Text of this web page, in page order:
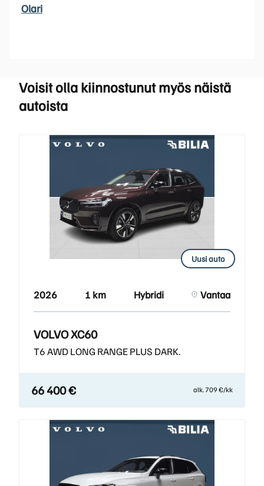
Olari
Voisit olla kiinnostunut myös näistä
autoista
Uusi auto
2026 1 km Hybridi Vantaa
VOLVO XC60
T6 AWD LONG RANGE PLUS DARK.
66 400 € alk. 709 €/kk